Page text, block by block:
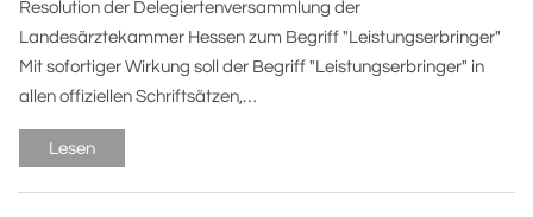
Resolution der Delegiertenversammlung der
Landesärztekammer Hessen zum Begriff "Leistungserbringer"
Mit sofortiger Wirkung soll der Begriff "Leistungserbringer" in
allen offiziellen Schriftsätzen,…
Lesen